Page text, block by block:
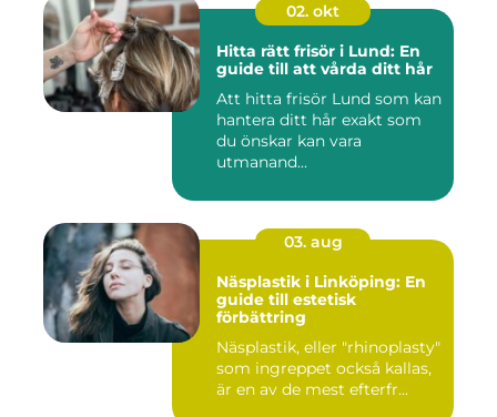
02. okt
Hitta rätt frisör i Lund: En
guide till att vårda ditt hår
Att hitta frisör Lund som kan
hantera ditt hår exakt som
du önskar kan vara
utmanand...
03. aug
Näsplastik i Linköping: En
guide till estetisk
förbättring
Näsplastik, eller "rhinoplasty"
som ingreppet också kallas,
är en av de mest efterfr...